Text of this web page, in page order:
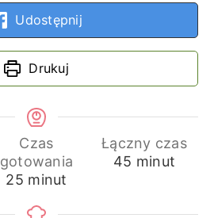
Udostępnij
Drukuj
Czas
gotowania
25minuty
minut
Łączny czas
45 minuty
minut